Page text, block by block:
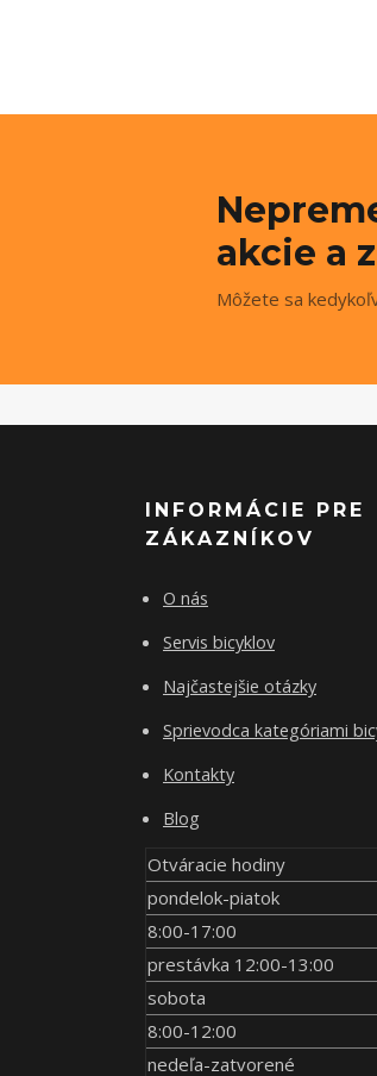
akcie a
Môžete sa
INFORMÁCIE PRE
ZÁKAZNÍKOV
O nás
Servis bicyklov
Najčastejšie otázky
Sprievodca kategóriami
Kontakty
Blog
Otváracie hodiny
pondelok-piatok
8:00-17:00
prestávka 12:00-13:00
sobota
8:00-12:00
nedeľa-zatvorené